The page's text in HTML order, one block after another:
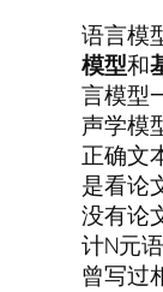
语言模
模型和
言模型
声学模
正确文
是看论
没有论
计N元
曾写过